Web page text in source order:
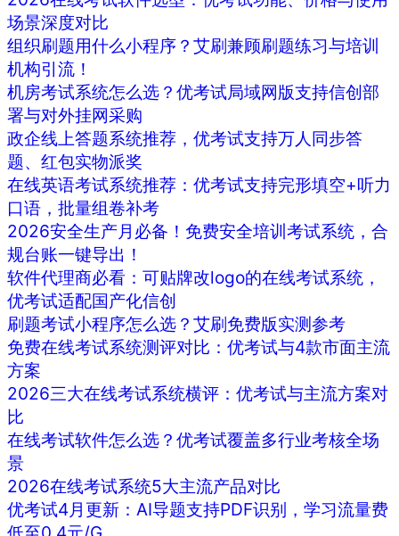
场景深度对比
组织刷题用什么小程序？艾刷兼顾刷题练习与培训
机构引流！
机房考试系统怎么选？优考试局域网版支持信创部
署与对外挂网采购
政企线上答题系统推荐，优考试支持万人同步答
题、红包实物派奖
在线英语考试系统推荐：优考试支持完形填空+听力
口语，批量组卷补考
2026安全生产月必备！免费安全培训考试系统，合
规台账一键导出！
软件代理商必看：可贴牌改logo的在线考试系统，
优考试适配国产化信创
刷题考试小程序怎么选？艾刷免费版实测参考
免费在线考试系统测评对比：优考试与4款市面主流
方案
2026三大在线考试系统横评：优考试与主流方案对
比
在线考试软件怎么选？优考试覆盖多行业考核全场
景
2026在线考试系统5大主流产品对比
优考试4月更新：AI导题支持PDF识别，学习流量费